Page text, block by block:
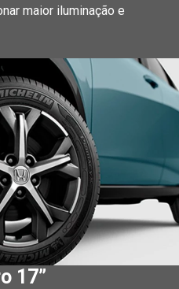
maior iluminação e
17”